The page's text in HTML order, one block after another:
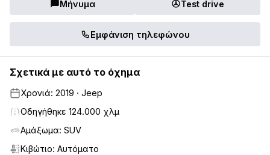
Μήνυμα Test drive
Εμφάνιση τηλεφώνου
Σχετικά με αυτό το όχημα
Χρονιά: 2019 · Jeep
Οδηγήθηκε 124.000 χλμ
Αμάξωμα: SUV
Κιβώτιο: Αυτόματο